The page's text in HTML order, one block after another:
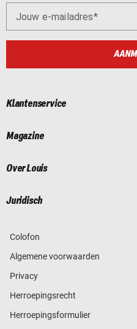
Jouw e-mailadres
Klantenservice
Magazine
Over Louis
Juridisch
Colofon
Algemene voorwaarden
Privacy
Herroepingsrecht
Herroepingsformulier